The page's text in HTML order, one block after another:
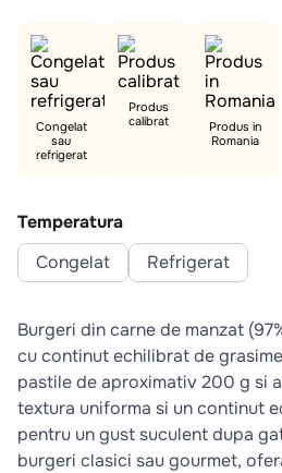
. aripi
. ceafa
croissant
. pizza
Congelat
sau
refrigerat
Produs
calibrat
Produs in
Romania
Temperatura
Congelat
Refrigerat
Burgeri din carne de manzat
cu continut echilibrat de
pastile de aproximativ 200 g si
textura uniforma si un continut
pentru un gust suculent dupa
burgeri clasici sau gourmet,